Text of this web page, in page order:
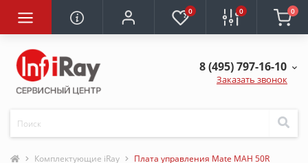
0 0 0
8 (495) 797-16-10
Заказать звонок
Комплектующие iRay Плата управления Mate MAH 50R